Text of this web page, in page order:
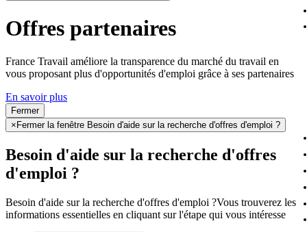
Offres partenaires
France Travail améliore la transparence du marché du travail en
vous proposant plus d'opportunités d'emploi grâce à ses partenaires
En savoir plus
Fermer
× Fermer la fenêtre Besoin d'aide sur la recherche d'offres d'emploi ?
Besoin d'aide sur la recherche d'offres
d'emploi ?
Besoin d'aide sur la recherche d'offres d'emploi ?Vous trouverez les
informations essentielles en cliquant sur l'étape qui vous intéresse